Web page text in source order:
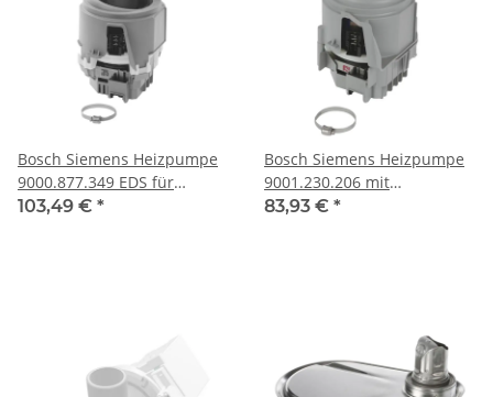
Bosch Siemens Heizpumpe
9000.877.349 EDS für
Geschirrspüler 1BS3615-6LA
103,49 € *
Bosch Siemens Heizpumpe
9001.230.206 mit
Ansaugkappe für
83,93 € *